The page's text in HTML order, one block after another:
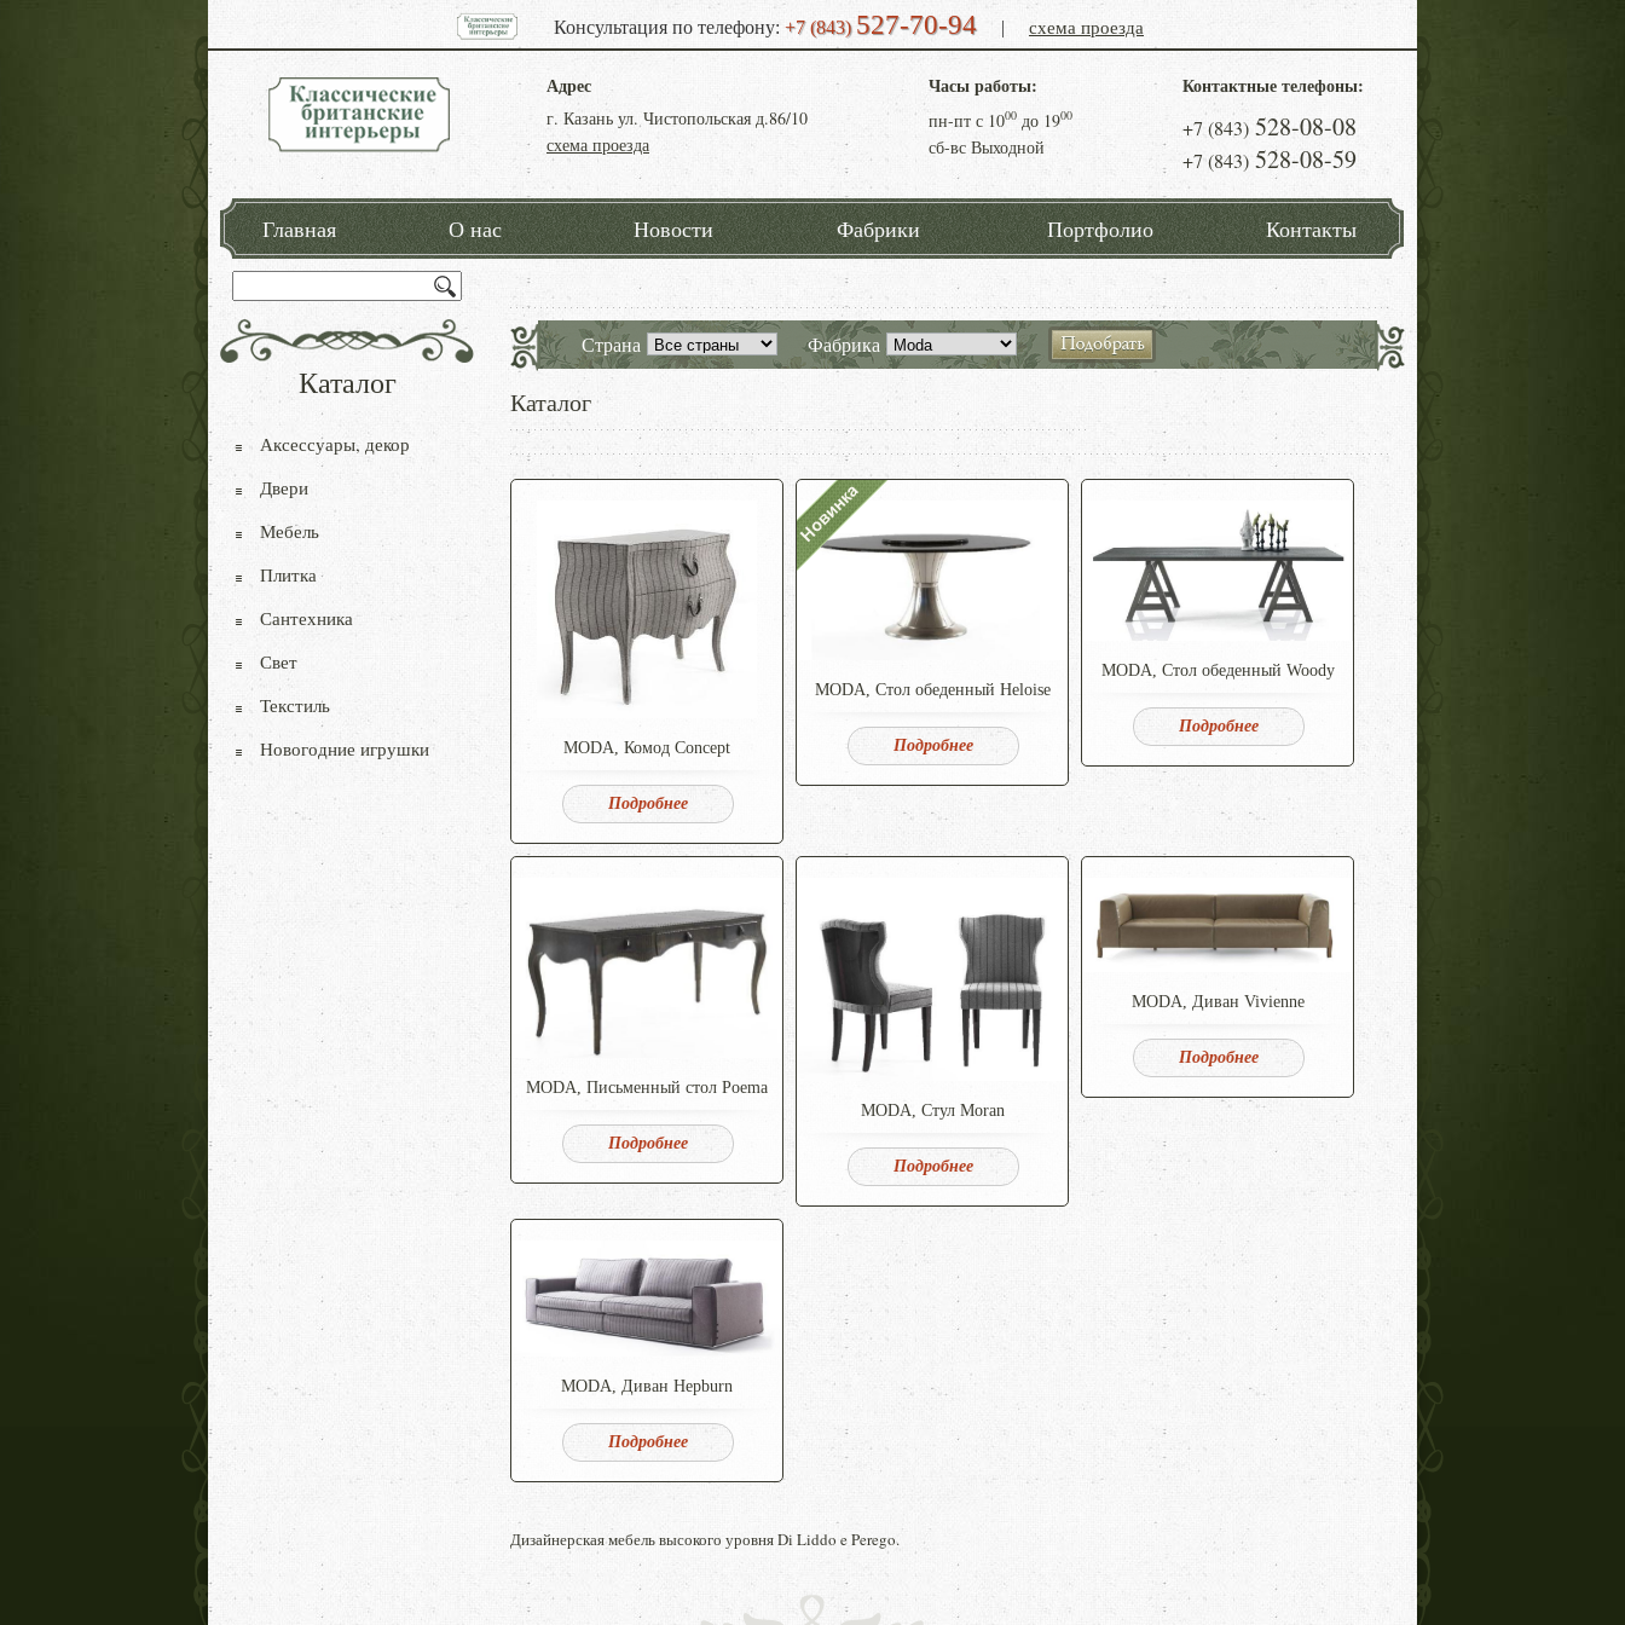
Консультация по телефону: +7 (843) 527-70-94 | схема проезда
Адрес
г. Казань ул. Чистопольская д.86/10
схема проезда
Часы работы:
пн-пт с 1000 до 1900
сб-вс Выходной
Контактные телефоны:
+7 (843) 528-08-08
+7 (843) 528-08-59
Главная О нас Новости Фабрики Портфолио Контакты
Страна Фабрика
Каталог
MODA, Комод Concept
Подробнее
MODA, Стол обеденный Heloise
Подробнее
MODA, Стол обеденный Woody
Подробнее
MODA, Письменный стол Poema
Подробнее
MODA, Стул Moran
Подробнее
MODA, Диван Vivienne
Подробнее
MODA, Диван Hepburn
Подробнее
Дизайнерская мебель высокого уровня Di Liddo e Perego.
Каталог
Аксессуары, декор
Двери
Мебель
Плитка
Сантехника
Свет
Текстиль
Новогодние игрушки